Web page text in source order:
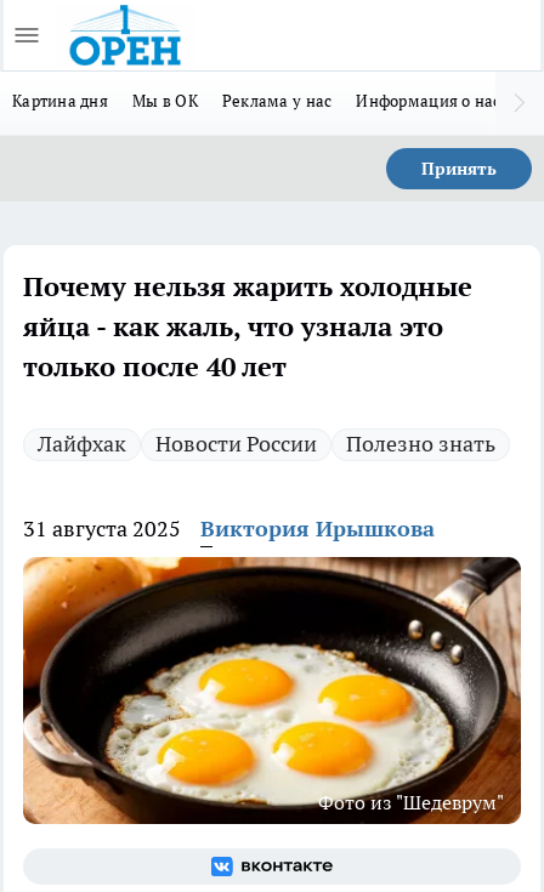
Картина дня Мы в ОК Реклама у нас Информация о нас
Принять
Почему нельзя жарить холодные
яйца - как жаль, что узнала это
только после 40 лет
Лайфхак Новости России Полезно знать
31 августа 2025 Виктория Ирышкова
Фото из "Шедеврум"